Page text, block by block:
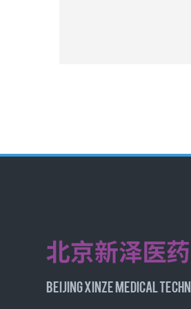
BEIJING XINZE MEDICAL